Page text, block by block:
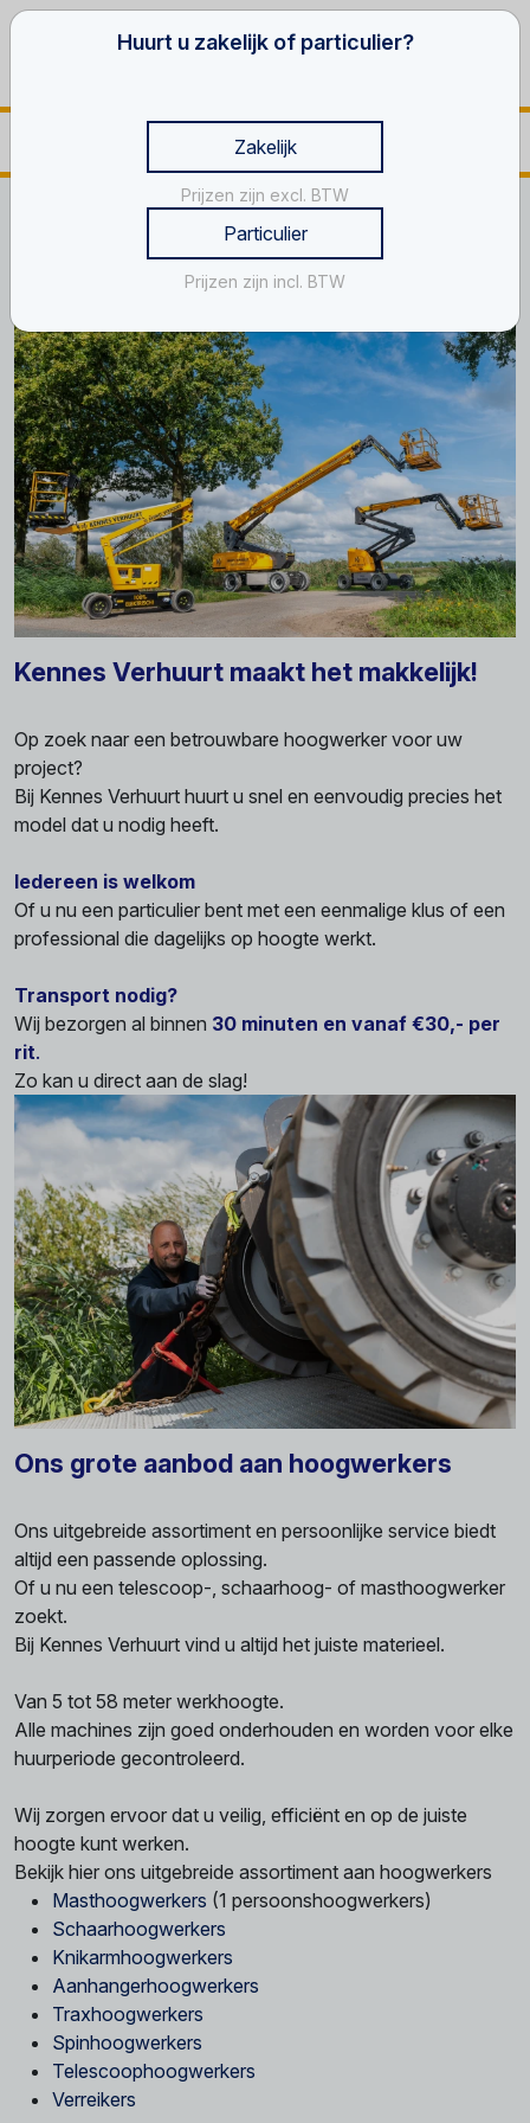
Hoogwerker Lith
Hoogwerker huren in Lith?
Kennes Verhuurt maakt het makkelijk!
Op zoek naar een betrouwbare hoogwerker voor uw
project?
Bij Kennes Verhuurt huurt u snel en eenvoudig precies het
model dat u nodig heeft.
Iedereen is welkom
Of u nu een particulier bent met een eenmalige klus of een
professional die dagelijks op hoogte werkt.
Transport nodig?
Wij bezorgen al binnen 30 minuten en vanaf €30,- per
rit.
Zo kan u direct aan de slag!
Ons grote aanbod aan hoogwerkers
Ons uitgebreide assortiment en persoonlijke service biedt
altijd een passende oplossing.
Of u nu een telescoop-, schaarhoog- of masthoogwerker
zoekt.
Bij Kennes Verhuurt vind u altijd het juiste materieel.
Van 5 tot 58 meter werkhoogte.
Alle machines zijn goed onderhouden en worden voor elke
huurperiode gecontroleerd.
Wij zorgen ervoor dat u veilig, efficiënt en op de juiste
hoogte kunt werken.
Bekijk hier ons uitgebreide assortiment aan hoogwerkers
Masthoogwerkers (1 persoonshoogwerkers)
Schaarhoogwerkers
Knikarmhoogwerkers
Aanhangerhoogwerkers
Traxhoogwerkers
Spinhoogwerkers
Telescoophoogwerkers
Verreikers
Huurt u zakelijk of particulier?
Zakelijk
Prijzen zijn excl. BTW
Particulier
Prijzen zijn incl. BTW